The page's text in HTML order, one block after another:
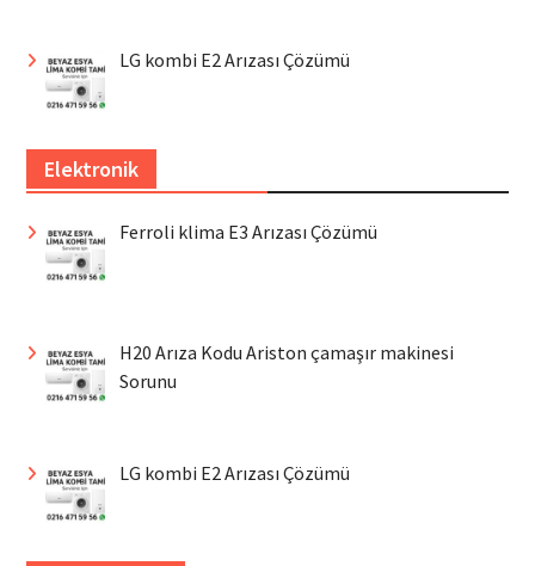
LG kombi E2 Arızası Çözümü
Elektronik
Ferroli klima E3 Arızası Çözümü
H20 Arıza Kodu Ariston çamaşır makinesi
Sorunu
LG kombi E2 Arızası Çözümü